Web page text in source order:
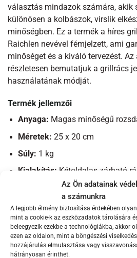
Az Ön adatainak
a számunkra
A legjobb élmény biztosítása érdekében
mint a cookie-k az eszközadatok tárolására
beleegyezik ezekbe a technológiákba, akkor
ezen az oldalon, mint a böngészési
hozzájárulás elmulasztása vagy
hátrányosan érinthet.
választás mindazok számára, akik
különösen a kolbászok, virslik
minőségben. Ez a termék a híres
Raichlen nevével fémjelzett, ami
minőséget és a kiváló tervezést.
részletesen bemutatjuk a grillrács
használatának módját.
Termék jellemzői
Anyaga: Magas minőségű
Méretek: 25 x 20 cm
Súly: 1 kg
Kialakítás: Kétoldalas zárható
hogy a kolbászok egyenletesen
essenek le a grillről
Extra funkciók:Ergonomikus
kezelhetőség érdekében, és
biztonságos sütéshez